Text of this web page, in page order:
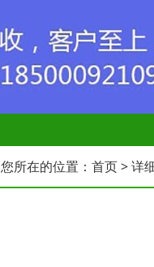
您所在的位置： 首页> 详